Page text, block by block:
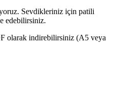
Sevdikleriniz için patili
edebilirsiniz.
olarak indirebilirsiniz (A5 veya